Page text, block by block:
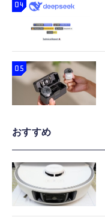
おすすめ